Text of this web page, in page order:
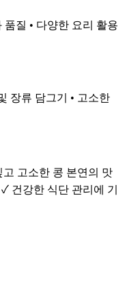
품질 • 다양한 요리 활용
장류 담그기 • 고소한
고소한 콩 본연의 맛
건강한 식단 관리에 기